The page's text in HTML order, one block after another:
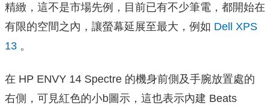
精緻，這不是市場先例，目前已有不少筆電，都開始在
有限的空間之內，讓螢幕延展至最大，例如 Dell XPS
13 。
在 HP ENVY 14 Spectre 的機身前側及手腕放置處的
右側，可見紅色的小b圖示，這也表示內建 Beats